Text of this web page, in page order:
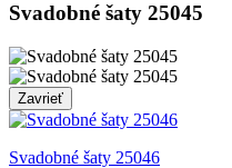
Svadobné šaty 25045
Zavrieť
Svadobné šaty 25046